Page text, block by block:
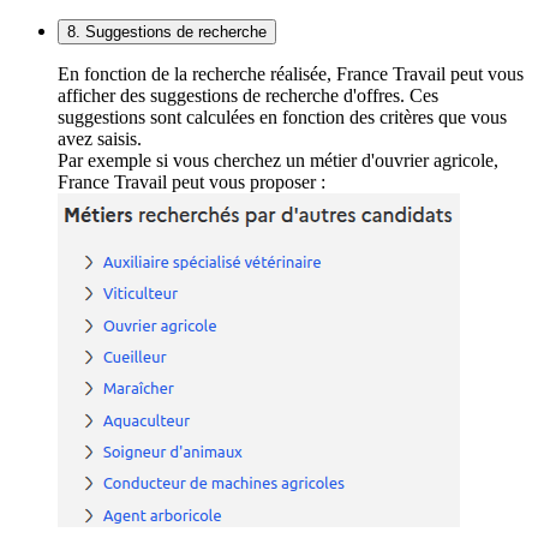
8. Suggestions de recherche
En fonction de la recherche réalisée, France Travail peut vous
afficher des suggestions de recherche d'offres. Ces
suggestions sont calculées en fonction des critères que vous
avez saisis.
Par exemple si vous cherchez un métier d'ouvrier agricole,
France Travail peut vous proposer :